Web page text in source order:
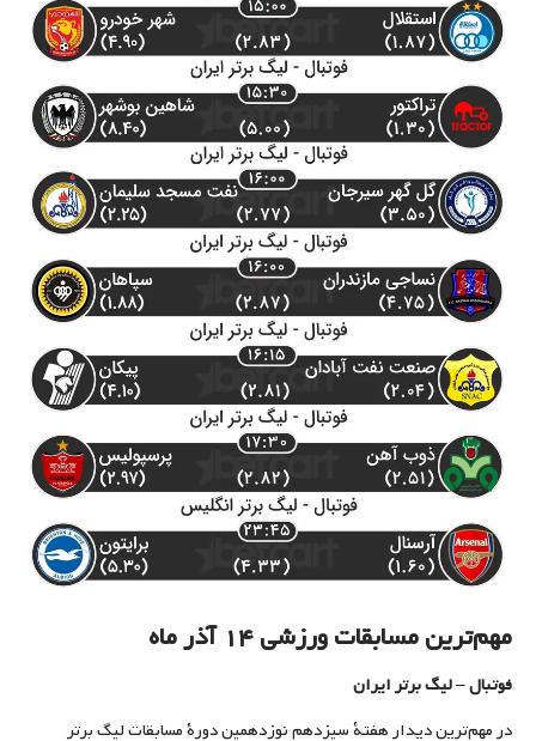
مهم‌ترین مسابقات ورزشی ۱۴ آذر ماه
فوتبال – لیگ برتر ایران
در مهم‌ترین دیدار هفتۀ سیزدهمِ نوزدهمین دورۀ مسابقات لیگ برتر